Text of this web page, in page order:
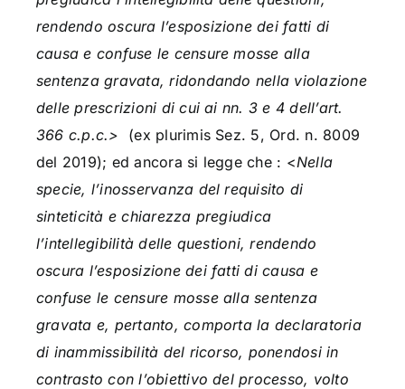
rendendo oscura l’esposizione dei fatti di
causa e confuse le censure mosse alla
sentenza gravata, ridondando nella violazione
delle prescrizioni di cui ai nn. 3 e 4 dell’art.
366 c.p.c.>
(ex plurimis Sez. 5, Ord. n. 8009
del 2019); ed ancora si legge che : <Nella
specie, l’inosservanza del requisito di
sinteticità e chiarezza pregiudica
l’intellegibilità delle questioni, rendendo
oscura l’esposizione dei fatti di causa e
confuse le censure mosse alla sentenza
gravata e, pertanto, comporta la declaratoria
di inammissibilità del ricorso, ponendosi in
contrasto con l’obiettivo del processo, volto